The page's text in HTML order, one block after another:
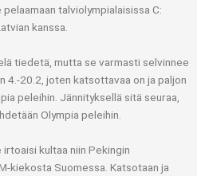
talviolympialaisissa C:
kanssa.
tiedetä, mutta se varmasti selvinnee
4.-20.2, joten katsottavaa on ja paljon
peleihin. Jännityksellä sitä seuraa,
Olympia peleihin.
kultaa niin Pekingin
kiekosta Suomessa. Katsotaan ja